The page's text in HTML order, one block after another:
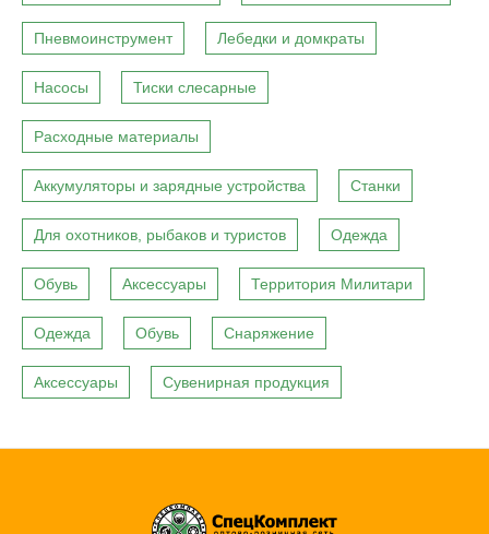
Пневмоинструмент Лебедки и домкраты
Насосы Тиски слесарные
Расходные материалы
Аккумуляторы и зарядные устройства Станки
Для охотников, рыбаков и туристов Одежда
Обувь Аксессуары Территория Милитари
Одежда Обувь Снаряжение
Аксессуары Сувенирная продукция